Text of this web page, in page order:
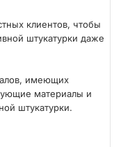
клиентов, чтобы
штукатурки даже
имеющих
материалы и
штукатурки.